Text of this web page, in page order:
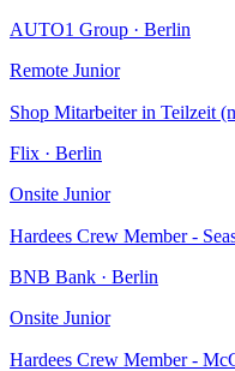
AUTO1 Group · Berlin
Remote Junior
Shop Mitarbeiter in Teilzeit
Flix · Berlin
Onsite Junior
Hardees Crew Member -
BNB Bank · Berlin
Onsite Junior
Hardees Crew Member -